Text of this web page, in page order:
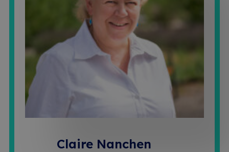
Claire Nanchen